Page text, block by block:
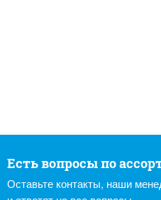
Есть вопросы по
Оставьте контакты, наши